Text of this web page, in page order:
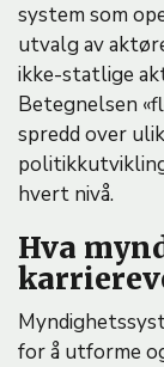
system som
utvalg av
ikke-statlige
Betegnelsen
spredd over
hvert nivå.
Hva
for å utforme